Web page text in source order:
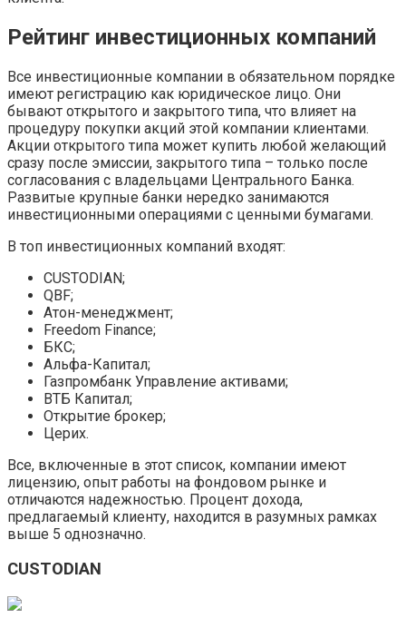
Рейтинг инвестиционных компаний
Все инвестиционные компании в обязательном порядке
имеют регистрацию как юридическое лицо. Они
бывают открытого и закрытого типа, что влияет на
процедуру покупки акций этой компании клиентами.
Акции открытого типа может купить любой желающий
сразу после эмиссии, закрытого типа – только после
согласования с владельцами Центрального Банка.
Развитые крупные банки нередко занимаются
инвестиционными операциями с ценными бумагами.
В топ инвестиционных компаний входят:
CUSTODIAN;
QBF;
Атон-менеджмент;
Freedom Finance;
БКС;
Альфа-Капитал;
Газпромбанк Управление активами;
ВТБ Капитал;
Открытие брокер;
Церих.
Все, включенные в этот список, компании имеют
лицензию, опыт работы на фондовом рынке и
отличаются надежностью. Процент дохода,
предлагаемый клиенту, находится в разумных рамках
выше 5 однозначно.
CUSTODIAN